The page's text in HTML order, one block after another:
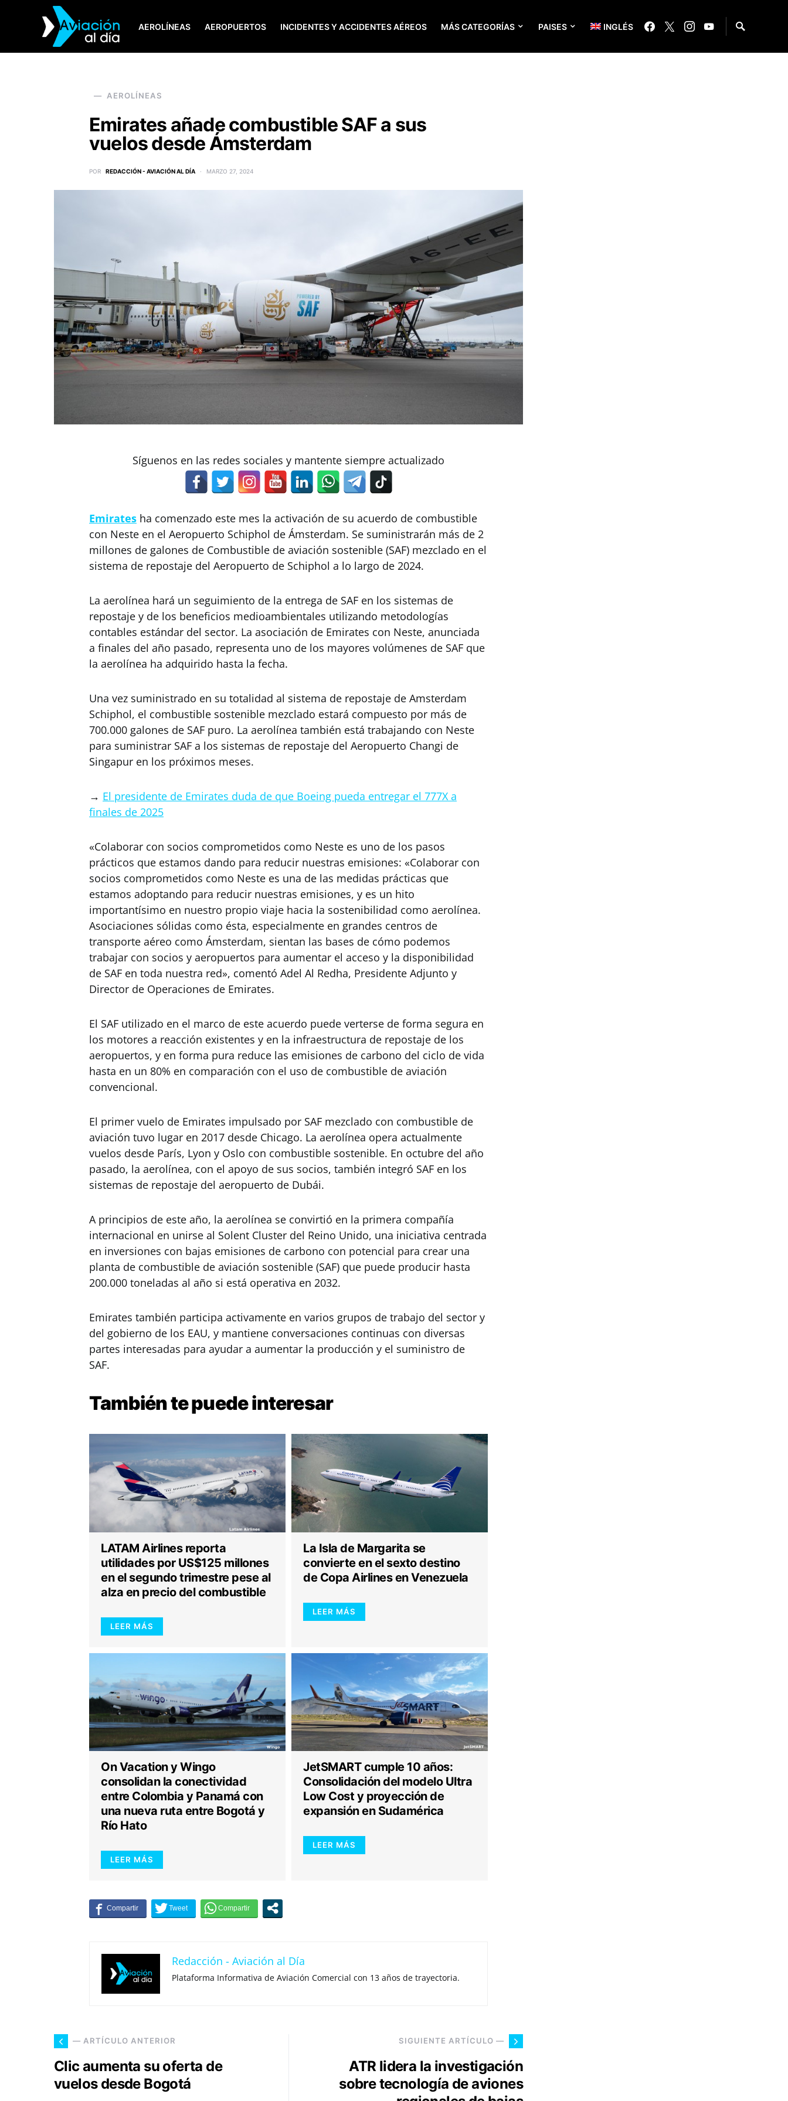
AEROLÍNEAS AEROPUERTOS INCIDENTES Y ACCIDENTES AÉREOS MÁS CATEGORÍAS PAISES INGLÉS
SEARCH FOR:
AEROLÍNEAS
Emirates añade combustible SAF a sus
vuelos desde Ámsterdam
POR REDACCIÓN - AVIACIÓN AL DÍA MARZO 27, 2024
Síguenos en las redes sociales y mantente siempre actualizado
Emirates ha comenzado este mes la activación de su acuerdo de combustible
con Neste en el Aeropuerto Schiphol de Ámsterdam. Se suministrarán más de 2
millones de galones de Combustible de aviación sostenible (SAF) mezclado en el
sistema de repostaje del Aeropuerto de Schiphol a lo largo de 2024.
La aerolínea hará un seguimiento de la entrega de SAF en los sistemas de
repostaje y de los beneficios medioambientales utilizando metodologías
contables estándar del sector. La asociación de Emirates con Neste, anunciada
a finales del año pasado, representa uno de los mayores volúmenes de SAF que
la aerolínea ha adquirido hasta la fecha.
Una vez suministrado en su totalidad al sistema de repostaje de Amsterdam
Schiphol, el combustible sostenible mezclado estará compuesto por más de
700.000 galones de SAF puro. La aerolínea también está trabajando con Neste
para suministrar SAF a los sistemas de repostaje del Aeropuerto Changi de
Singapur en los próximos meses.
→ El presidente de Emirates duda de que Boeing pueda entregar el 777X a
finales de 2025
«Colaborar con socios comprometidos como Neste es uno de los pasos
prácticos que estamos dando para reducir nuestras emisiones: «Colaborar con
socios comprometidos como Neste es una de las medidas prácticas que
estamos adoptando para reducir nuestras emisiones, y es un hito
importantísimo en nuestro propio viaje hacia la sostenibilidad como aerolínea.
Asociaciones sólidas como ésta, especialmente en grandes centros de
transporte aéreo como Ámsterdam, sientan las bases de cómo podemos
trabajar con socios y aeropuertos para aumentar el acceso y la disponibilidad
de SAF en toda nuestra red», comentó Adel Al Redha, Presidente Adjunto y
Director de Operaciones de Emirates.
El SAF utilizado en el marco de este acuerdo puede verterse de forma segura en
los motores a reacción existentes y en la infraestructura de repostaje de los
aeropuertos, y en forma pura reduce las emisiones de carbono del ciclo de vida
hasta en un 80% en comparación con el uso de combustible de aviación
convencional.
El primer vuelo de Emirates impulsado por SAF mezclado con combustible de
aviación tuvo lugar en 2017 desde Chicago. La aerolínea opera actualmente
vuelos desde París, Lyon y Oslo con combustible sostenible. En octubre del año
pasado, la aerolínea, con el apoyo de sus socios, también integró SAF en los
sistemas de repostaje del aeropuerto de Dubái.
A principios de este año, la aerolínea se convirtió en la primera compañía
internacional en unirse al Solent Cluster del Reino Unido, una iniciativa centrada
en inversiones con bajas emisiones de carbono con potencial para crear una
planta de combustible de aviación sostenible (SAF) que puede producir hasta
200.000 toneladas al año si está operativa en 2032.
Emirates también participa activamente en varios grupos de trabajo del sector y
del gobierno de los EAU, y mantiene conversaciones continuas con diversas
partes interesadas para ayudar a aumentar la producción y el suministro de
SAF.
También te puedeinteresar
LATAM Airlines reporta
utilidades por US$125 millones
en el segundo trimestre pese al
alza en precio del combustible
LEER MÁS
La Isla de Margarita se
convierte en el sexto destino
de Copa Airlines en Venezuela
LEER MÁS
On Vacation y Wingo
consolidan la conectividad
entre Colombia y Panamá con
una nueva ruta entre Bogotá y
Río Hato
LEER MÁS
JetSMART cumple 10 años:
Consolidación del modelo Ultra
Low Cost y proyección de
expansión en Sudamérica
LEER MÁS
Redacción - Aviación al Día
Plataforma Informativa de Aviación Comercial con 13 años de trayectoria.
— ARTÍCULO ANTERIOR
Clic aumenta su oferta de
vuelos desde Bogotá
SIGUIENTE ARTÍCULO —
ATR lidera la investigación
sobre tecnología de aviones